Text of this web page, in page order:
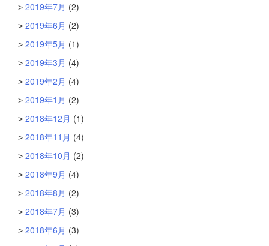
2019年7月 (2)
2019年6月 (2)
2019年5月 (1)
2019年3月 (4)
2019年2月 (4)
2019年1月 (2)
2018年12月 (1)
2018年11月 (4)
2018年10月 (2)
2018年9月 (4)
2018年8月 (2)
2018年7月 (3)
2018年6月 (3)